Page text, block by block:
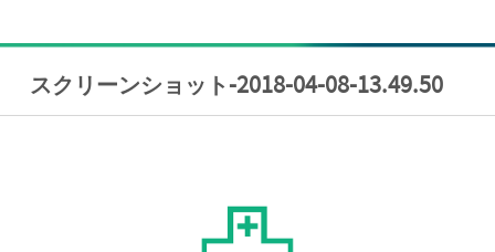
スクリーンショット-2018-04-08-13.49.50